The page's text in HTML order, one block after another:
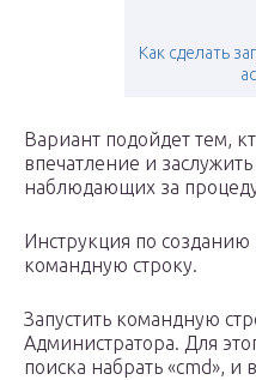
Как сделать
Вариант подойдет тем,
впечатление и
наблюдающих за
Инструкция по
командную строку.
Запустить командную
Администратора. Для
поиска набрать «cmd»,